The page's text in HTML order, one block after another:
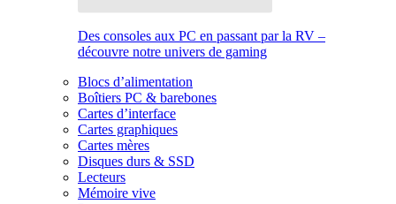
Des consoles aux PC en passant par la RV –
découvre notre univers de gaming
Blocs d’alimentation
Boîtiers PC & barebones
Cartes d’interface
Cartes graphiques
Cartes mères
Disques durs & SSD
Lecteurs
Mémoire vive